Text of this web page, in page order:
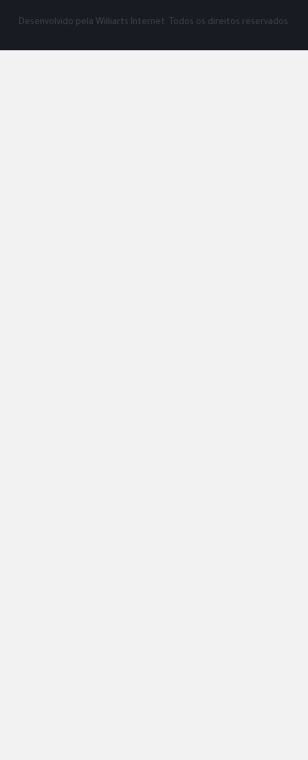
Desenvolvido pela Williarts Internet. Todos os direitos reservados.